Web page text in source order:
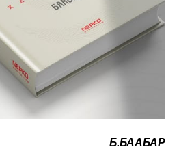
Б.БААБАР